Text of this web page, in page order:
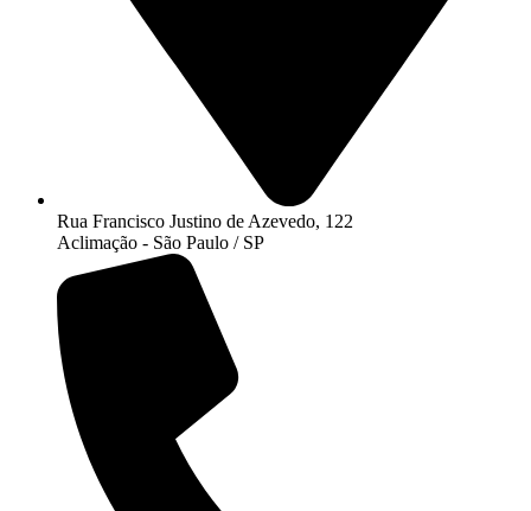
Rua Francisco Justino de Azevedo, 122
Aclimação - São Paulo / SP